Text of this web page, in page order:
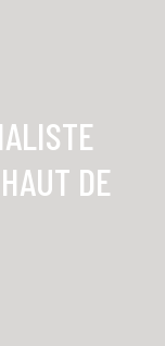
DE